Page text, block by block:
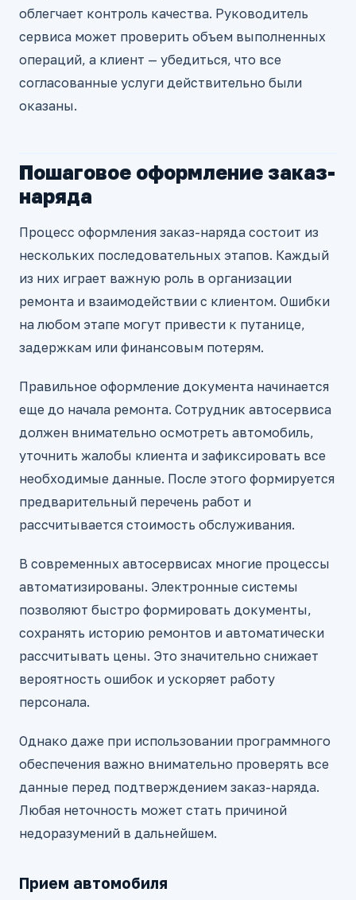
облегчает контроль качества. Руководитель
сервиса может проверить объем выполненных
операций, а клиент — убедиться, что все
согласованные услуги действительно были
оказаны.
Пошаговое оформление заказ-
наряда
Процесс оформления заказ-наряда состоит из
нескольких последовательных этапов. Каждый
из них играет важную роль в организации
ремонта и взаимодействии с клиентом. Ошибки
на любом этапе могут привести к путанице,
задержкам или финансовым потерям.
Правильное оформление документа начинается
еще до начала ремонта. Сотрудник автосервиса
должен внимательно осмотреть автомобиль,
уточнить жалобы клиента и зафиксировать все
необходимые данные. После этого формируется
предварительный перечень работ и
рассчитывается стоимость обслуживания.
В современных автосервисах многие процессы
автоматизированы. Электронные системы
позволяют быстро формировать документы,
сохранять историю ремонтов и автоматически
рассчитывать цены. Это значительно снижает
вероятность ошибок и ускоряет работу
персонала.
Однако даже при использовании программного
обеспечения важно внимательно проверять все
данные перед подтверждением заказ-наряда.
Любая неточность может стать причиной
недоразумений в дальнейшем.
Прием автомобиля